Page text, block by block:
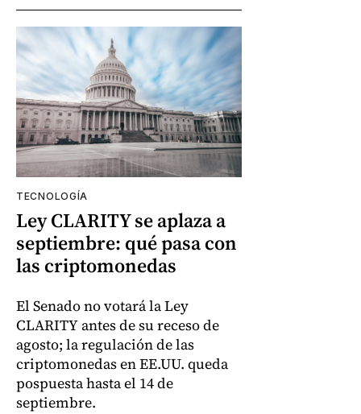
TECNOLOGÍA
Ley CLARITY se aplaza a
septiembre: qué pasa con
las criptomonedas
El Senado no votará la Ley
CLARITY antes de su receso de
agosto; la regulación de las
criptomonedas en EE.UU. queda
pospuesta hasta el 14 de
septiembre.